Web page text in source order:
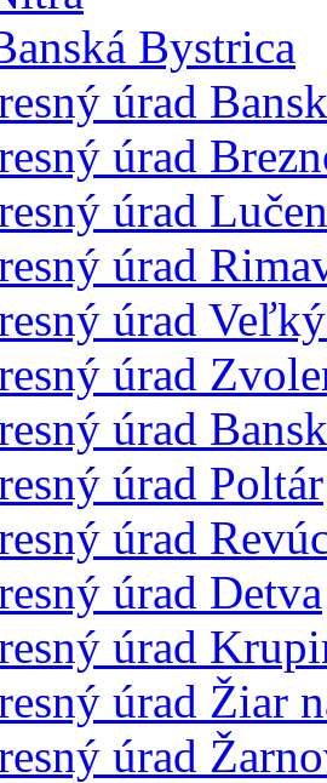
Bystrica
úrad
úrad
úrad
úrad
úrad
úrad
úrad
úrad Poltár
úrad
úrad Detva
úrad
úrad Žiar
úrad